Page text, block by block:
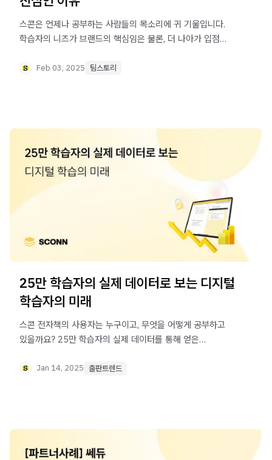
스콘은 언제나 공부하는 사람들의 목소리에 귀 기울입니다.
학습자의 니즈가 브랜드의 핵심임은 물론, 더 나아가 입점
사용자에게 진심인지, [스콘 팀 인터뷰]를 통해 알아 보세요.
Feb 03, 2025 팀스토리
25만 학습자의 실제 데이터로 보는 디지털
학습자의 미래
스콘 전자책의 사용자는 누구이고, 무엇을 어떻게 공부하고
있을까요? 25만 학습자의 실제 데이터를 통해 얻은
Jan 14, 2025 출판트렌드